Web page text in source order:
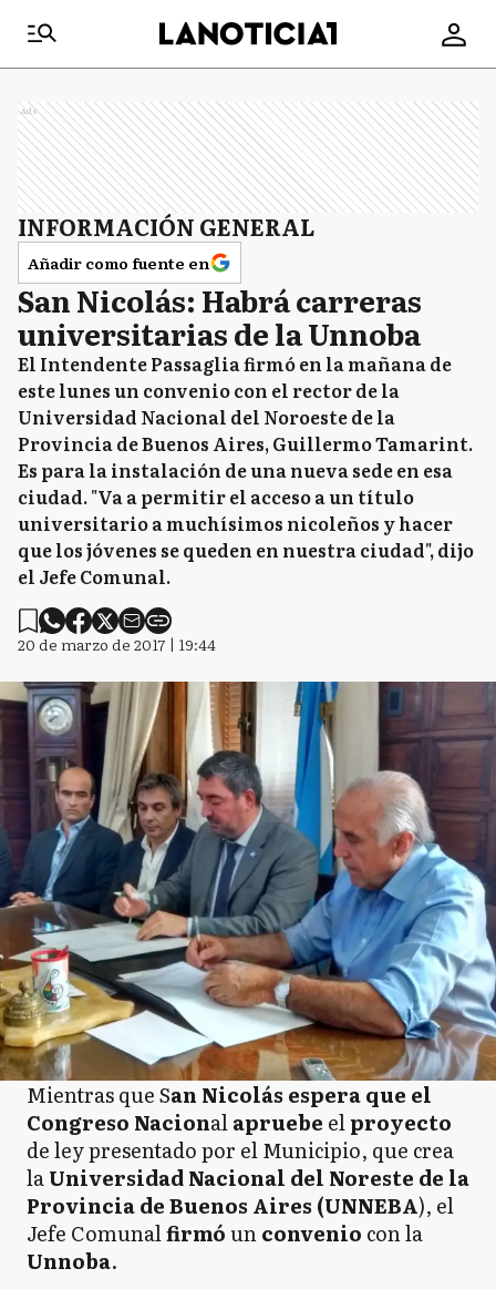
Ads
INFORMACIÓN GENERAL
Añadir como fuente en
San Nicolás: Habrá carreras
universitarias de la Unnoba
El Intendente Passaglia firmó en la mañana de
este lunes un convenio con el rector de la
Universidad Nacional del Noroeste de la
Provincia de Buenos Aires, Guillermo Tamarint.
Es para la instalación de una nueva sede en esa
ciudad. "Va a permitir el acceso a un título
universitario a muchísimos nicoleños y hacer
que los jóvenes se queden en nuestra ciudad", dijo
el Jefe Comunal.
20 de marzo de 2017 | 19:44
Mientras que San Nicolás espera que el
Congreso Nacionalapruebe elproyecto
de ley presentado por el Municipio, que crea
laUniversidad Nacional del Noreste de la
Provincia de Buenos Aires (UNNEBA), el
Jefe Comunalfirmóunconvenio con la
Unnoba.